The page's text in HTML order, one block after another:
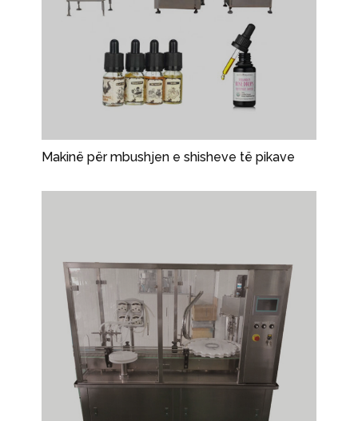
Makinë për mbushjen e shisheve të pikave